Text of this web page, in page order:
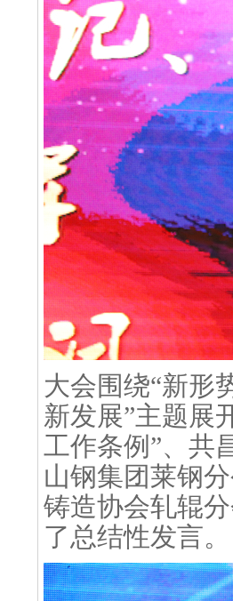
大会围绕“新形
新发展”主题展
工作条例”、共
山钢集团莱钢
铸造协会轧辊
了总结性发言。